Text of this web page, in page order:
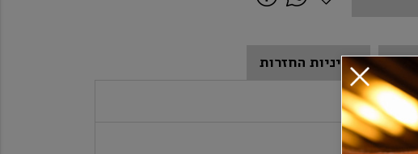
מדיניות החזרות